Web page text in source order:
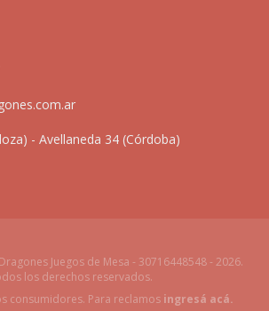
- Avellaneda 34 (Córdoba)
Juegos de Mesa - 30716448548 - 2026.
los derechos reservados.
consumidores. Para reclamos ingresá acá.